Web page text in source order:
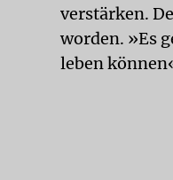
verstärken.
worden. »Es
leben